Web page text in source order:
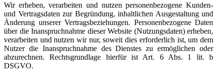
Wir erheben, verarbeiten und nutzen personenbezogene Kunden-
und Vertragsdaten zur Begründung, inhaltlichen Ausgestaltung und
Änderung unserer Vertragsbeziehungen. Personenbezogene Daten
über die Inanspruchnahme dieser Website (Nutzungsdaten) erheben,
verarbeiten und nutzen wir nur, soweit dies erforderlich ist, um dem
Nutzer die Inanspruchnahme des Dienstes zu ermöglichen oder
abzurechnen. Rechtsgrundlage hierfür ist Art. 6 Abs. 1 lit. b
DSGVO.